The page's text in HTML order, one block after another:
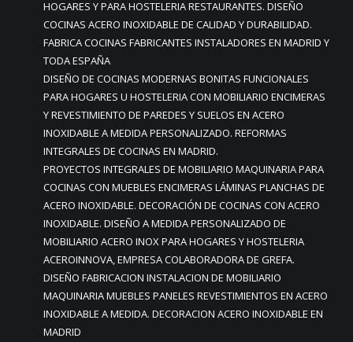
HOGARES Y PARA HOSTELERIA RESTAURANTES. DISEÑO
COCINAS ACERO INOXIDABLE DE CALIDAD Y DURABILIDAD.
FABRICA COCINAS FABRICANTES INSTALADORES EN MADRID Y
TODA ESPAÑA
DISEÑO DE COCINAS MODERNAS BONITAS FUNCIONALES
PARA HOGARES U HOSTELERIA CON MOBILIARIO ENCIMERAS
Y REVESTIMIENTO DE PAREDES Y SUELOS EN ACERO
INOXIDABLE A MEDIDA PERSONALIZADO. REFORMAS
INTEGRALES DE COCINAS EN MADRID.
PROYECTOS INTEGRALES DE MOBILIARIO MAQUINARIA PARA
COCINAS CON MUEBLES ENCIMERAS LÁMINAS PLANCHAS DE
ACERO INOXIDABLE. DECORACIÓN DE COCINAS CON ACERO
INOXIDABLE. DISEÑO A MEDIDA PERSONALIZADO DE
MOBILIARIO ACERO INOX PARA HOGARES Y HOSTELERIA
ACEROINNOVA, EMPRESA COLABORADORA DE GREFA.
DISEÑO FABRICACION INSTALACION DE MOBILIARIO
MAQUINARIA MUEBLES PANELES REVESTIMIENTOS EN ACERO
INOXIDABLE A MEDIDA. DECORACION ACERO INOXIDABLE EN
MADRID